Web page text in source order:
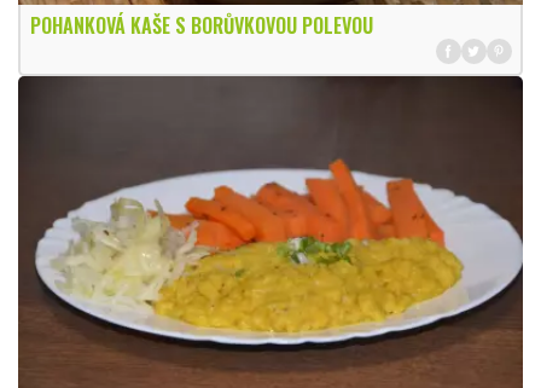
POHANKOVÁ KAŠE S BORŮVKOVOU POLEVOU